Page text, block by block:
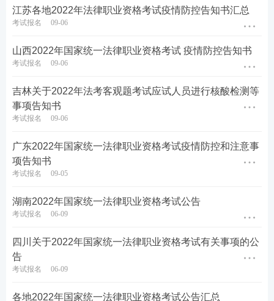
江苏各地2022年法律职业资格考试疫情防控告知书汇总
考试报名 09-06
山西2022年国家统一法律职业资格考试 疫情防控告知书
考试报名 09-06
吉林关于2022年法考客观题考试应试人员进行核酸检测等
事项告知书
考试报名 09-06
广东2022年国家统一法律职业资格考试疫情防控和注意事
项告知书
考试报名 09-05
湖南2022年国家统一法律职业资格考试公告
考试报名 06-09
四川关于2022年国家统一法律职业资格考试有关事项的公
告
考试报名 06-09
各地2022年国家统一法律职业资格考试公告汇总